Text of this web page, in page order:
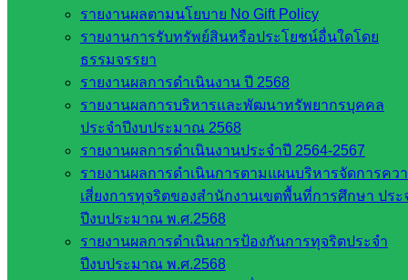
รายงานผลตามนโยบาย No Gift Policy
รายงานการรับทรัพย์สินหรือประโยชน์อื่นใดโดย
ธรรมจรรยา
รายงานผลการดำเนินงาน ปี 2568
รายงานผลการบริหารและพัฒนาทรัพยากรบุคคล
ประจำปีงบประมาณ 2568
รายงานผลการดำเนินงานประจำปี 2564-2567
รายงานผลการดำเนินการตามแผนบริหารจัดการคว
เสี่ยงการทุจริตของสำนักงานเขตพื้นที่การศึกษา ประ
ปีงบประมาณ พ.ศ.2568
รายงานผลการดำเนินการป้องกันการทุจริตประจำ
ปีงบประมาณ พ.ศ.2568
Post Views: 243
งานประชาสัมพันธ์ สพป.สก.2